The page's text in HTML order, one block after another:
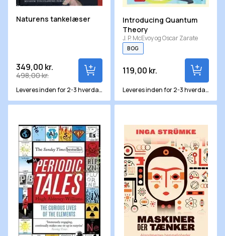
Naturens tankelæser
349,00 kr.
498,00 kr.
Leveres inden for 2-3 hverdage
Introducing Quantum
Theory
J. P. McEvoy og Oscar Zarate
BOG
119,00 kr.
Leveres inden for 2-3 hverdage